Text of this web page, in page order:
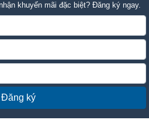
khuyến mãi đặc biệt? Đăng ký ngay.
Đăng ký